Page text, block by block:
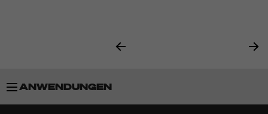
ANWENDUNGEN